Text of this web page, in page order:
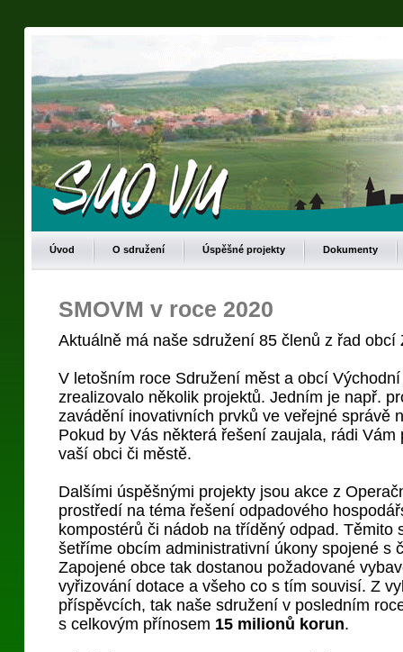
Úvod O sdružení Úspěšné projekty Dokumenty
SMOVM v roce 2020
Aktuálně má naše sdružení 85 členů z řad obcí
V letošním roce Sdružení měst a obcí
zrealizovalo několik projektů. Jedním je např.
zavádění inovativních prvků ve veřejné správě
Pokud by Vás některá řešení zaujala, rádi
vaší obci či městě.
Dalšími úspěšnými projekty jsou akce z
prostředí na téma řešení odpadového
kompostérů či nádob na tříděný odpad. Těmito
šetříme obcím administrativní úkony spojené s
Zapojené obce tak dostanou požadované
vyřizování dotace a všeho co s tím souvisí. Z
příspěvcích, tak naše sdružení v posledním
s celkovým přínosem 15 milionů korun.